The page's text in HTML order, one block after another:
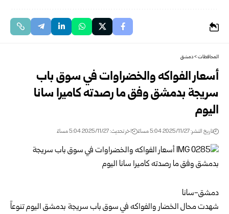
المحافظات>دمشق
أسعار الفواكه والخضراوات في سوق باب
سريجة بدمشق وفق ما رصدته كاميرا سانا
اليوم
تاريخ النشر: 2025/11/27 5:04 مساءً اخر تحديث: 2025/11/27 5:04 مساءً
دمشق-سانا
شهدت محال الخضار والفواكه في سوق باب سريجة بدمشق اليوم تنوعاً